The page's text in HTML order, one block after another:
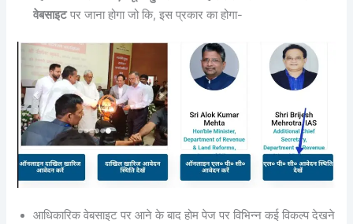
वेबसाइटपर जाना होगा जो कि, इस प्रकार का होगा-
आधिकारिक वेबसाइट पर आने के बाद होम पेज पर विभिन्न कई विकल्प देखने